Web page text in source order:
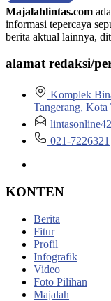
Majalahlintas.com
informasi tepercaya
berita aktual lainnya,
alamat redaksi/
Komplek
Tangerang, Kota
021-7226321
KONTEN
Berita
Fitur
Profil
Infografik
Video
Foto Pilihan
Majalah